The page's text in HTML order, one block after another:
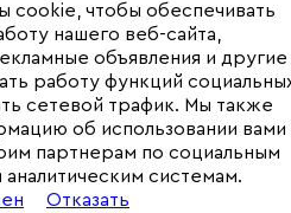
в т.ч. стоимости объектов,
cookie, чтобы обеспечивать
нашего веб-сайта,
объявления и другие
работу функций
сетевой трафик. Мы также
об использовании вами
партнерам по социальным
системам.
Отказать